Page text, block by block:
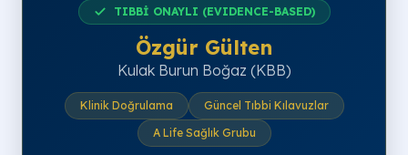
güçlüğünde
Klinik Beta kanıtı
varsa
komplikasyonlarını
önler.
Ağrı Kesiciler
Ateş ve yaygın
ağrı varsa
Konforu artırır,
TIBBİ ONAYLI (EVIDENCE-BASED)
Özgür Gülten
Kulak Burun Boğaz (KBB)
Klinik Doğrulama
Güncel Tıbbi Kılavuzlar
A Life Sağlık Grubu